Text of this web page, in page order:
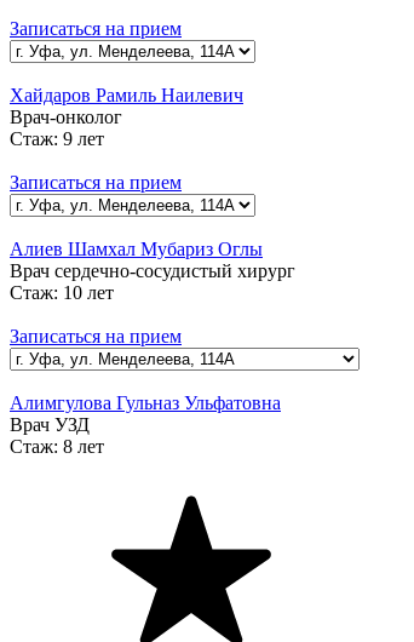
Записаться на прием
Хайдаров Рамиль Наилевич
Врач-онколог
Стаж: 9 лет
Записаться на прием
Алиев Шамхал Мубариз Оглы
Врач сердечно-сосудистый хирург
Стаж: 10 лет
Записаться на прием
Алимгулова Гульназ Ульфатовна
Врач УЗД
Стаж: 8 лет